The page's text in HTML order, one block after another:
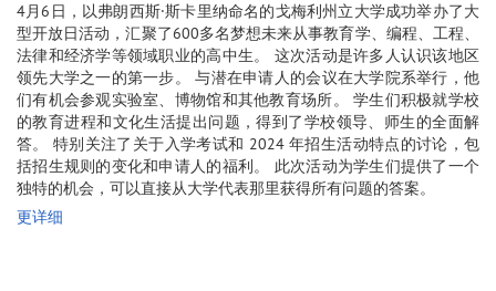
4月6日，以弗朗西斯·斯卡里纳命名的戈梅利州立大学成功举办了大
型开放日活动，汇聚了600多名梦想未来从事教育学、编程、工程、
法律和经济学等领域职业的高中生。 这次活动是许多人认识该地区
领先大学之一的第一步。 与潜在申请人的会议在大学院系举行，他
们有机会参观实验室、博物馆和其他教育场所。 学生们积极就学校
的教育进程和文化生活提出问题，得到了学校领导、师生的全面解
答。 特别关注了关于入学考试和 2024 年招生活动特点的讨论，包
括招生规则的变化和申请人的福利。 此次活动为学生们提供了一个
独特的机会，可以直接从大学代表那里获得所有问题的答案。
更详细